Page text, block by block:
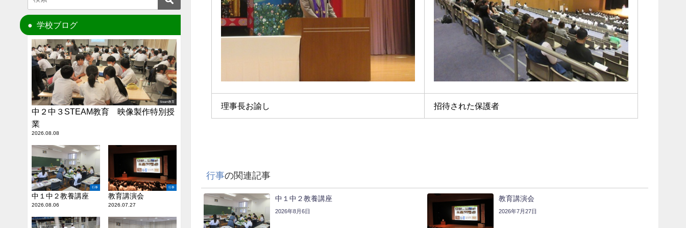
理事長お諭し 招待された保護者
行事の関連記事
中１中２教養講座
2026年8月6日
教育講演会
2026年7月27日
学校ブログ
Steam教育
中２中３STEAM教育 映像製作特別授
業
2026.08.08
行事
中１中２教養講座
2026.08.06
行事
教育講演会
2026.07.27